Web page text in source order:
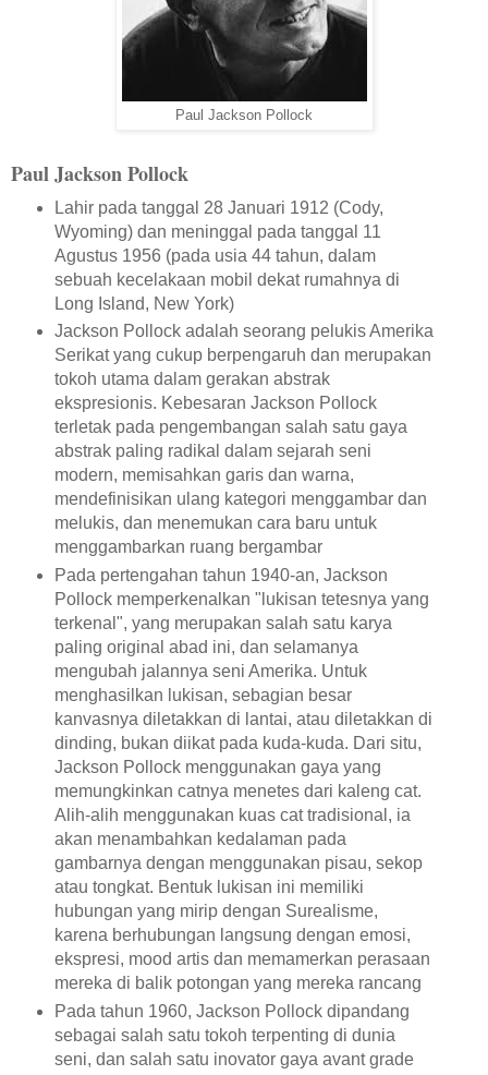
Paul Jackson Pollock
Paul Jackson Pollock
Lahir pada tanggal 28 Januari 1912 (Cody,
Wyoming) dan meninggal pada tanggal 11
Agustus 1956 (pada usia 44 tahun, dalam
sebuah kecelakaan mobil dekat rumahnya di
Long Island, New York)
Jackson Pollock adalah seorang pelukis Amerika
Serikat yang cukup berpengaruh dan merupakan
tokoh utama dalam gerakan abstrak
ekspresionis. Kebesaran Jackson Pollock
terletak pada pengembangan salah satu gaya
abstrak paling radikal dalam sejarah seni
modern, memisahkan garis dan warna,
mendefinisikan ulang kategori menggambar dan
melukis, dan menemukan cara baru untuk
menggambarkan ruang bergambar
Pada pertengahan tahun 1940-an, Jackson
Pollock memperkenalkan "lukisan tetesnya yang
terkenal", yang merupakan salah satu karya
paling original abad ini, dan selamanya
mengubah jalannya seni Amerika. Untuk
menghasilkan lukisan, sebagian besar
kanvasnya diletakkan di lantai, atau diletakkan di
dinding, bukan diikat pada kuda-kuda. Dari situ,
Jackson Pollock menggunakan gaya yang
memungkinkan catnya menetes dari kaleng cat.
Alih-alih menggunakan kuas cat tradisional, ia
akan menambahkan kedalaman pada
gambarnya dengan menggunakan pisau, sekop
atau tongkat. Bentuk lukisan ini memiliki
hubungan yang mirip dengan Surealisme,
karena berhubungan langsung dengan emosi,
ekspresi, mood artis dan memamerkan perasaan
mereka di balik potongan yang mereka rancang
Pada tahun 1960, Jackson Pollock dipandang
sebagai salah satu tokoh terpenting di dunia
seni, dan salah satu inovator gaya avant grade